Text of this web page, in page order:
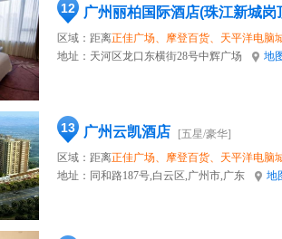
12 广州丽柏国际酒店(珠江新城岗
区域：距离正佳广场、摩登百货、天平洋电脑
地址： 天河区龙口东横街28号中辉广场 地
13 广州云凯酒店
[五星/豪华]
区域：距离正佳广场、摩登百货、天平洋电脑
地址： 同和路187号,白云区,广州市,广东 地